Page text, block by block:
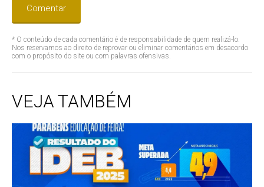
Comentar
* O conteúdo de cada comentário é de responsabilidade de quem realizá-lo.
Nos reservamos ao direito de reprovar ou eliminar comentários em desacordo
com o propósito do site ou com palavras ofensivas.
VEJA TAMBÉM